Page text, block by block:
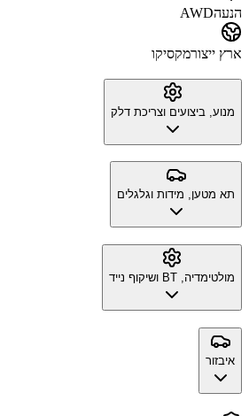
הנעהAWD
ארץ ייצורמקסיקו
מנוע, ביצועים וצריכת דלק
תא מטען, מידות וגלגלים
מולטימדיה, BT ושיקוף נייד
איבזור